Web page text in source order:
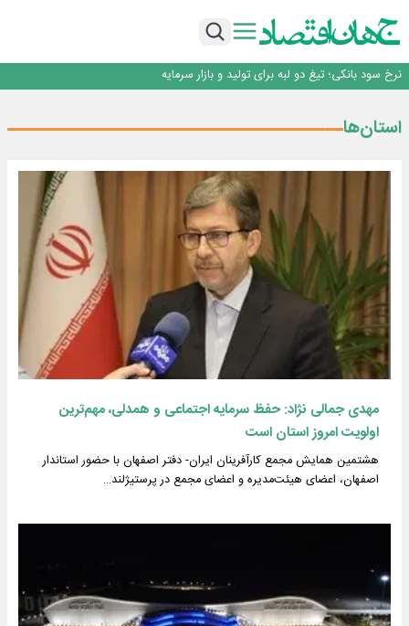
عبور فکور صنعت از مرز ۵۳ همت درآمد
نرخ سود بانکی؛ تیغ دو لبه برای تولید و بازار سرمایه
طلسم خانه‌سازی چینی‌ها در ایران شکسته می‌شود؟
عبور فکور صنعت از مرز ۵۳ همت درآمد
استان‌ها
مهدی جمالی نژاد: حفظ سرمایه اجتماعی و همدلی، مهم‌ترین
اولویت امروز استان است
هشتمین همایش مجمع کارآفرینان ایران- دفتر اصفهان با حضور استاندار
اصفهان، اعضای هیئت‌مدیره و اعضای مجمع در پرستیژلند…